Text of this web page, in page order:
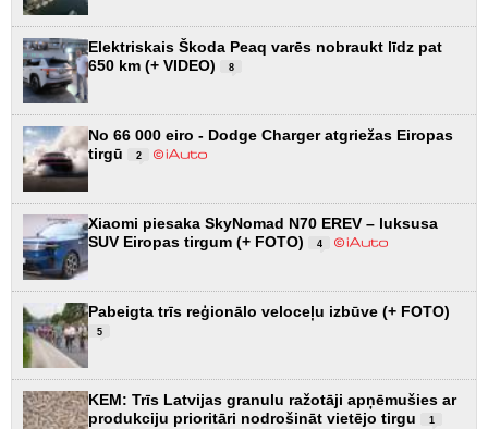
Elektriskais Škoda Peaq varēs nobraukt līdz pat
650 km (+ VIDEO)
8
No 66 000 eiro - Dodge Charger atgriežas Eiropas
tirgū
2
Xiaomi piesaka SkyNomad N70 EREV – luksusa
SUV Eiropas tirgum (+ FOTO)
4
Pabeigta trīs reģionālo veloceļu izbūve (+ FOTO)
5
KEM: Trīs Latvijas granulu ražotāji apņēmušies ar
produkciju prioritāri nodrošināt vietējo tirgu
1